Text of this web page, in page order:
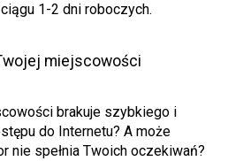
1-2 dni roboczych.
miejscowości
brakuje szybkiego i
do Internetu? A może
nie spełnia Twoich oczekiwań?